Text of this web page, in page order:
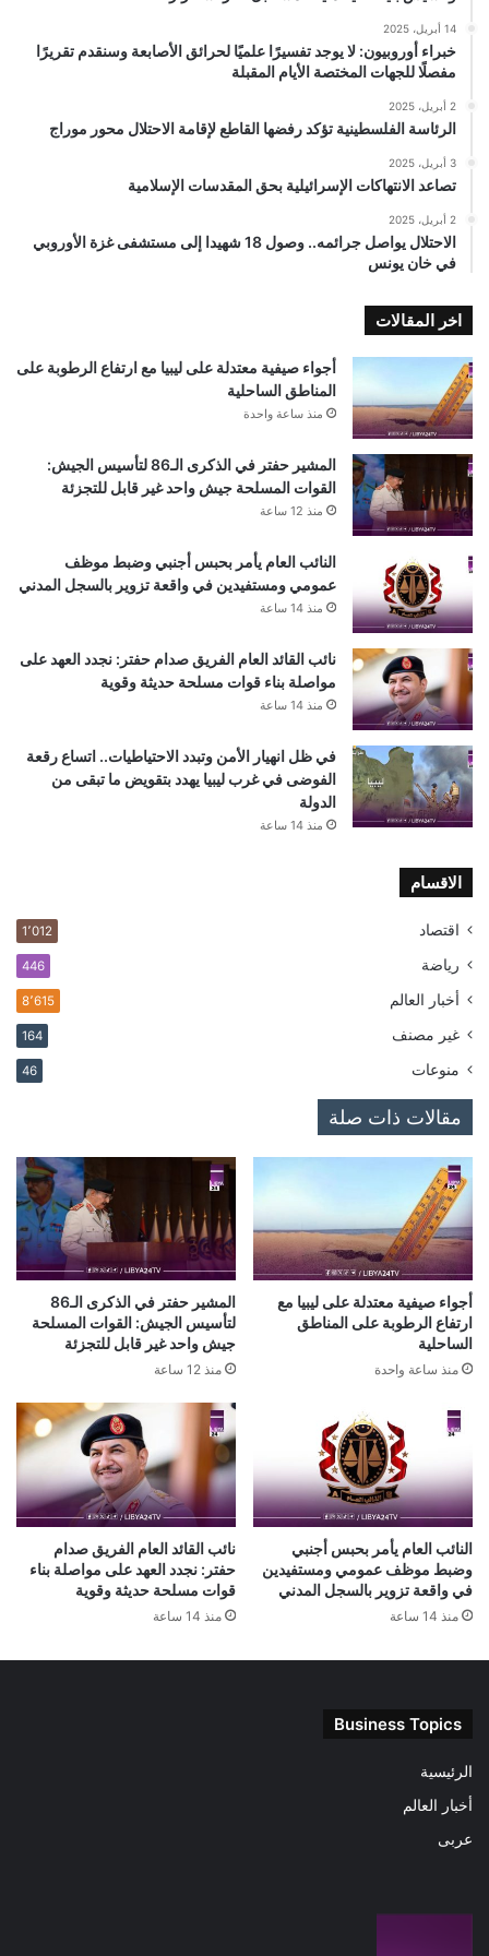
14 أبريل، 2025
خبراء أوروبيون: لا يوجد تفسيرًا علميًا لحرائق الأصابعة وسنقدم تقريرًا
مفصلًا للجهات المختصة الأيام المقبلة
2 أبريل، 2025
الرئاسة الفلسطينية تؤكد رفضها القاطع لإقامة الاحتلال محور موراج
3 أبريل، 2025
تصاعد الانتهاكات الإسرائيلية بحق المقدسات الإسلامية
2 أبريل، 2025
الاحتلال يواصل جرائمه.. وصول 18 شهيدا إلى مستشفى غزة الأوروبي
في خان يونس
اخر المقالات
أجواء صيفية معتدلة على ليبيا مع ارتفاع الرطوبة على
المناطق الساحلية
منذ ساعة واحدة
المشير حفتر في الذكرى الـ86 لتأسيس الجيش:
القوات المسلحة جيش واحد غير قابل للتجزئة
منذ 12 ساعة
النائب العام يأمر بحبس أجنبي وضبط موظف
عمومي ومستفيدين في واقعة تزوير بالسجل المدني
منذ 14 ساعة
نائب القائد العام الفريق صدام حفتر: نجدد العهد على
مواصلة بناء قوات مسلحة حديثة وقوية
منذ 14 ساعة
في ظل انهيار الأمن وتبدد الاحتياطيات.. اتساع رقعة
الفوضى في غرب ليبيا يهدد بتقويض ما تبقى من
الدولة
منذ 14 ساعة
الاقسام
اقتصاد 1٬012
رياضة 446
أخبار العالم 8٬615
غير مصنف 164
منوعات 46
مقالات ذات صلة
أجواء صيفية معتدلة على ليبيا مع
ارتفاع الرطوبة على المناطق
الساحلية
منذ ساعة واحدة
المشير حفتر في الذكرى الـ86
لتأسيس الجيش: القوات المسلحة
جيش واحد غير قابل للتجزئة
منذ 12 ساعة
النائب العام يأمر بحبس أجنبي
وضبط موظف عمومي ومستفيدين
في واقعة تزوير بالسجل المدني
منذ 14 ساعة
نائب القائد العام الفريق صدام
حفتر: نجدد العهد على مواصلة بناء
قوات مسلحة حديثة وقوية
منذ 14 ساعة
Business Topics
الرئيسية
أخبار العالم
عربى